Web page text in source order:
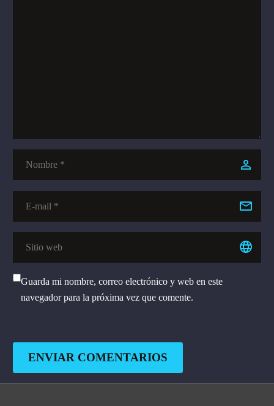
Guarda mi nombre, correo electrónico y web en este
navegador para la próxima vez que comente.
ENVIAR COMENTARIOS